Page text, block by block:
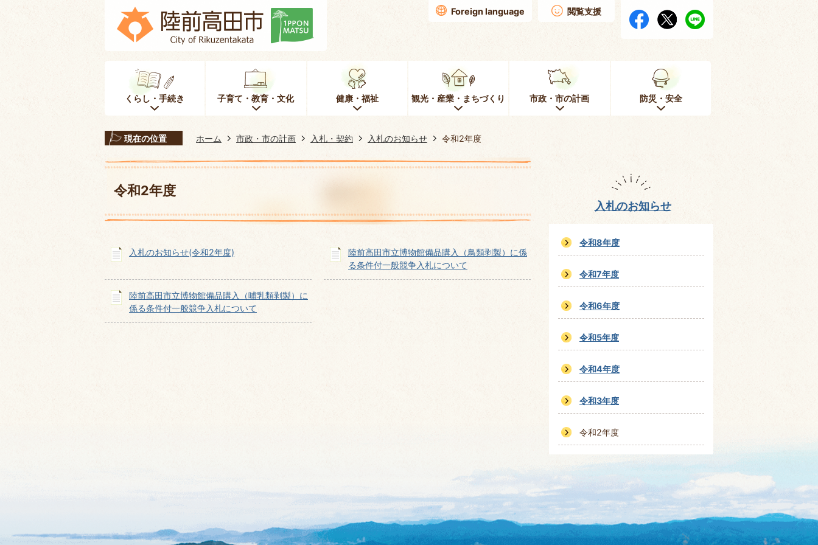
Foreign language 閲覧支援
くらし・手続き 子育て・教育・文化 健康・福祉 観光・産業・まちづくり 市政・市の計画 防災・安全
現在の位置 ホーム 市政・市の計画 入札・契約 入札のお知らせ 令和2年度
令和2年度
入札のお知らせ(令和2年度)
陸前高田市立博物館備品購入（鳥類剥製）に係
る条件付一般競争入札について
陸前高田市立博物館備品購入（哺乳類剥製）に
係る条件付一般競争入札について
入札のお知らせ
令和8年度
令和7年度
令和6年度
令和5年度
令和4年度
令和3年度
令和2年度